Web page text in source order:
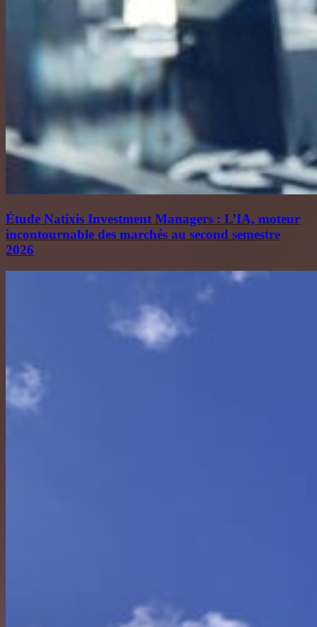
Étude Natixis Investment Managers : L’IA, moteur
incontournable des marchés au second semestre
2026